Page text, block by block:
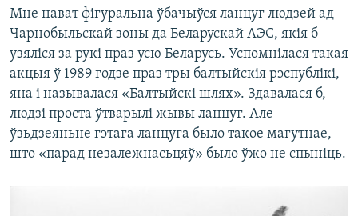
Мне нават фігуральна ўбачыўся ланцуг людзей ад
Чарнобыльскай зоны да Беларускай АЭС, якія б
узяліся за рукі праз усю Беларусь. Успомнілася такая
акцыя ў 1989 годзе праз тры балтыйскія рэспублікі,
яна і называлася «Балтыйскі шлях». Здавалася б,
людзі проста ўтварылі жывы ланцуг. Але
ўзьдзеяньне гэтага ланцуга было такое магутнае,
што «парад незалежнасьцяў» было ўжо не спыніць.